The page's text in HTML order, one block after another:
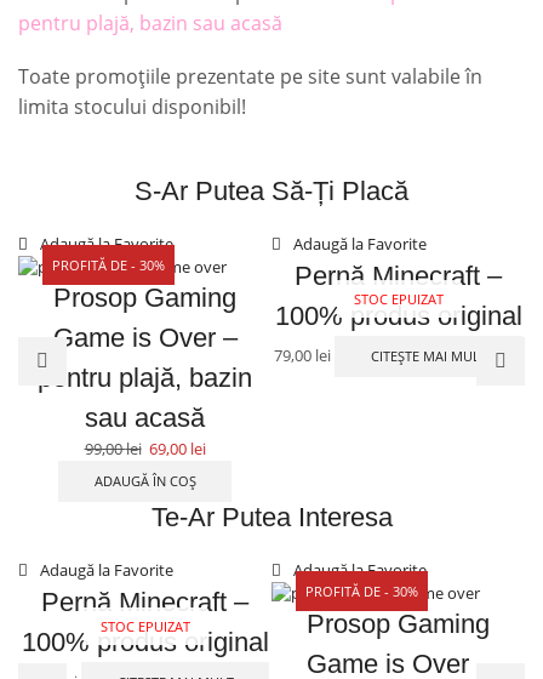
pentru plajă, bazin sau acasă
Toate promoțiile prezentate pe site sunt valabile în
limita stocului disponibil!
S-Ar Putea Să-Ți Placă
PROFITĂ DE - 30%
Adaugă la Favorite
Prosop Gaming
Game is Over –
pentru plajă, bazin
sau acasă
99,00lei 69,00 lei
ADAUGĂ ÎN COȘ
Adaugă la Favorite
STOC EPUIZAT
Pernă Minecraft –
100% produs original
79,00 lei CITEȘTE MAI MULT
Te-Ar Putea Interesa
Adaugă la Favorite
STOC EPUIZAT
Pernă Minecraft –
100% produs original
PROFITĂ DE - 30%
Adaugă la Favorite
Prosop Gaming
Game is Over –